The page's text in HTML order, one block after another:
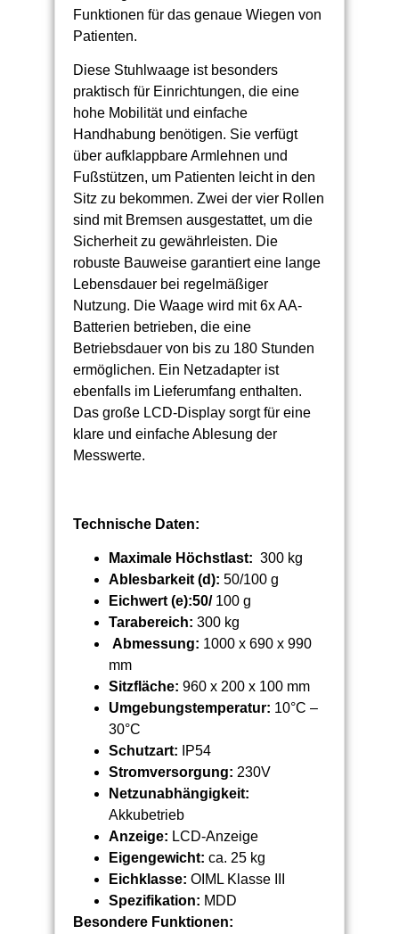
Funktionen für das genaue Wiegen von
Patienten.
Diese Stuhlwaage ist besonders
praktisch für Einrichtungen, die eine
hohe Mobilität und einfache
Handhabung benötigen. Sie verfügt
über aufklappbare Armlehnen und
Fußstützen, um Patienten leicht in den
Sitz zu bekommen. Zwei der vier Rollen
sind mit Bremsen ausgestattet, um die
Sicherheit zu gewährleisten. Die
robuste Bauweise garantiert eine lange
Lebensdauer bei regelmäßiger
Nutzung. Die Waage wird mit 6x AA-
Batterien betrieben, die eine
Betriebsdauer von bis zu 180 Stunden
ermöglichen. Ein Netzadapter ist
ebenfalls im Lieferumfang enthalten.
Das große LCD-Display sorgt für eine
klare und einfache Ablesung der
Messwerte.
Technische Daten:
Maximale Höchstlast: 300 kg
Ablesbarkeit (d): 50/100 g
Eichwert (e):50/100 g
Tarabereich: 300 kg
Abmessung: 1000 x 690 x 990
mm
Sitzfläche: 960 x 200 x 100 mm
Umgebungstemperatur: 10°C –
30°C
Schutzart: IP54
Stromversorgung: 230V
Netzunabhängigkeit:
Akkubetrieb
Anzeige: LCD-Anzeige
Eigengewicht: ca. 25 kg
Eichklasse: OIML Klasse III
Spezifikation: MDD
Besondere Funktionen: